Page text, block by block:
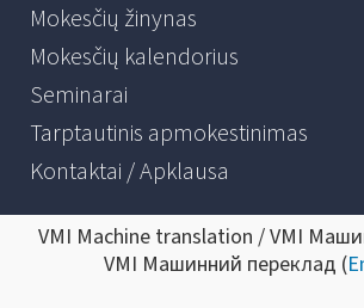
Mokesčių žinynas
Mokesčių kalendorius
Seminarai
Tarptautinis apmokestinimas
Kontaktai / Apklausa
VMI Machine translation / VMI
VMI Машинний переклад (